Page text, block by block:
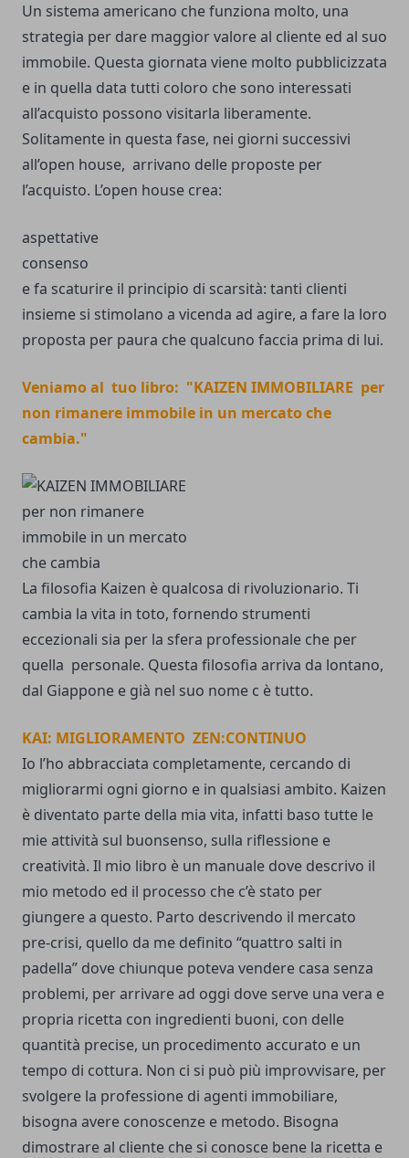
Un sistema americano che funziona molto, una
strategia per dare maggior valore al cliente ed al suo
immobile. Questa giornata viene molto pubblicizzata
e in quella data tutti coloro che sono interessati
all’acquisto possono visitarla liberamente.
Solitamente in questa fase, nei giorni successivi
all’open house, arrivano delle proposte per
l’acquisto. L’open house crea:
aspettative
consenso
e fa scaturire il principio di scarsità: tanti clienti
insieme si stimolano a vicenda ad agire, a fare la loro
proposta per paura che qualcuno faccia prima di lui.
Veniamo al tuo libro: "KAIZEN IMMOBILIARE per
non rimanere immobile in un mercato che
cambia."
La filosofia Kaizen è qualcosa di rivoluzionario. Ti
cambia la vita in toto, fornendo strumenti
eccezionali sia per la sfera professionale che per
quella personale. Questa filosofia arriva da lontano,
dal Giappone e già nel suo nome c è tutto.
KAI: MIGLIORAMENTO ZEN:CONTINUO
Io l’ho abbracciata completamente, cercando di
migliorarmi ogni giorno e in qualsiasi ambito. Kaizen
è diventato parte della mia vita, infatti baso tutte le
mie attività sul buonsenso, sulla riflessione e
creatività. Il mio libro è un manuale dove descrivo il
mio metodo ed il processo che c’è stato per
giungere a questo. Parto descrivendo il mercato
pre-crisi, quello da me definito “quattro salti in
padella” dove chiunque poteva vendere casa senza
problemi, per arrivare ad oggi dove serve una vera e
propria ricetta con ingredienti buoni, con delle
quantità precise, un procedimento accurato e un
tempo di cottura. Non ci si può più improvvisare, per
svolgere la professione di agenti immobiliare,
bisogna avere conoscenze e metodo. Bisogna
dimostrare al cliente che si conosce bene la ricetta e